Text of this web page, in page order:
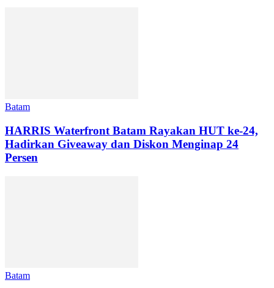
Batam
HARRIS Waterfront Batam Rayakan HUT ke-24,
Hadirkan Giveaway dan Diskon Menginap 24
Persen
Batam